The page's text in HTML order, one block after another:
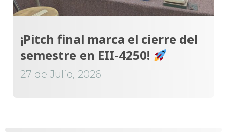
¡Pitch final marca el cierre del
semestre en EII-4250!
27 de Julio, 2026